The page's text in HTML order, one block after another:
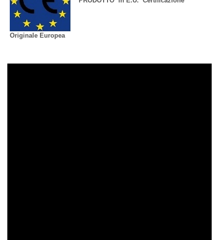
Originale Europea